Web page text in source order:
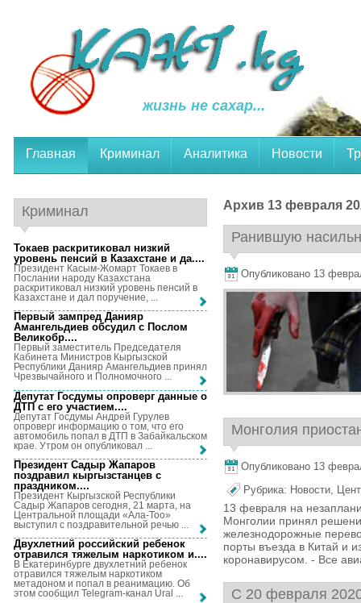
жизнь не сахар...
Главная Криминал Аналитика Новости
Архив 13 февраля
Ранившую
Опубликовано 13
Монголия
Опубликовано 13
Рубрика: Новости,
13 февраля на
Монголии принял
железнодорожные
порты въезда в Китай и
коронавирусом. - Все
С 20 февраля
Криминал
Токаев раскритиковал низкий
уровень пенсий в Казахстане и да....
Президент Касым-Жомарт Токаев в
Послании народу Казахстана
раскритиковал низкий уровень пенсий в
Казахстане и дал поручение, ...
Первый зампред Данияр
Амангельдиев обсудил с Послом
Великобр....
Первый заместитель Председателя
Кабинета Министров Кыргызской
Республики Данияр Амангельдиев принял
Чрезвычайного и Полномочного ...
Депутат Госдумы опроверг данные о
ДТП с его участием....
Депутат Госдумы Андрей Гурулев
опроверг информацию о том, что его
автомобиль попал в ДТП в Забайкальском
крае. Утром он опубликовал ...
Президент Садыр Жапаров
поздравил кыргызстанцев с
праздником....
Президент Кыргызской Республики
Садыр Жапаров сегодня, 21 марта, на
Центральной площади «Ала-Тоо»
выступил с поздравительной речью ...
Двухлетний российский ребенок
отравился тяжелым наркотиком и....
В Екатеринбурге двухлетний ребенок
отравился тяжелым наркотиком
метадоном и попал в реанимацию. Об
этом сообщил Telegram-канал Ural ...